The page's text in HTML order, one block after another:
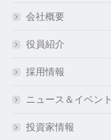
会社概要
役員紹介
採用情報
ニュース＆イベント
投資家情報